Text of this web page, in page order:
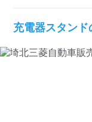
充電器スタンド